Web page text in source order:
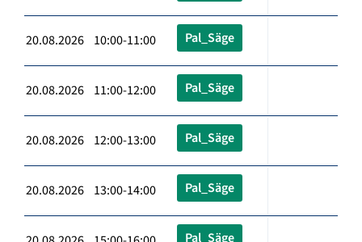
20.08.2026 10:00-11:00 Pal_Säge
20.08.2026 11:00-12:00 Pal_Säge
20.08.2026 12:00-13:00 Pal_Säge
20.08.2026 13:00-14:00 Pal_Säge
Pal_Säge